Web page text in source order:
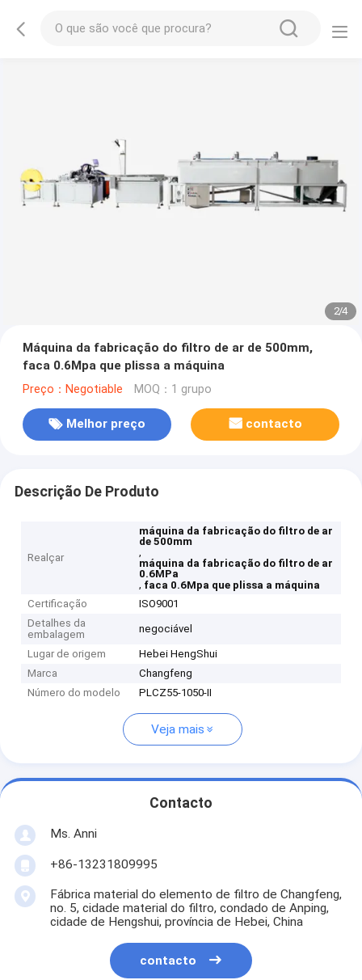
2/4
Máquina da fabricação do filtro de ar de 500mm,
faca 0.6Mpa que plissa a máquina
Preço：Negotiable MOQ：1 grupo
Melhor preço contacto
Descrição De Produto
Realçar
máquina da fabricação do filtro de ar
de 500mm
,
máquina da fabricação do filtro de ar
0.6MPa
, faca 0.6Mpa que plissa a máquina
Certificação
ISO9001
Detalhes da
embalagem
negociável
Lugar de origem
Hebei HengShui
Marca
Changfeng
Número do modelo
PLCZ55-1050-II
Veja mais
Contacto
Ms. Anni
+86-13231809995
Fábrica material do elemento de filtro de Changfeng,
no. 5, cidade material do filtro, condado de Anping,
cidade de Hengshui, província de Hebei, China
contacto